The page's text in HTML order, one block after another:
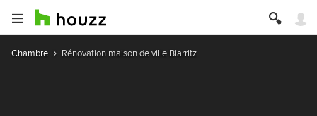
Chambre Rénovation maison de ville Biarritz